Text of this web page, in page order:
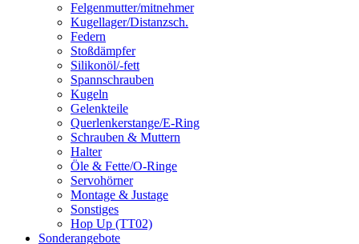
Felgenmutter/mitnehmer
Kugellager/Distanzsch.
Federn
Stoßdämpfer
Silikonöl/-fett
Spannschrauben
Kugeln
Gelenkteile
Querlenkerstange/E-Ring
Schrauben & Muttern
Halter
Öle & Fette/O-Ringe
Servohörner
Montage & Justage
Sonstiges
Hop Up (TT02)
Sonderangebote